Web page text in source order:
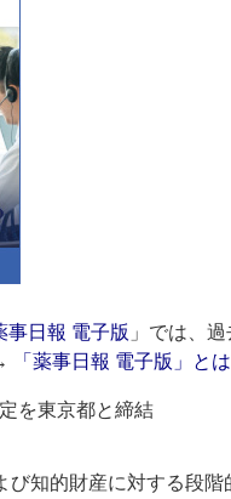
事日報 電子版 」では、過
「薬事日報 電子版」とは
を東京都と締結
び知的財産に対する段階